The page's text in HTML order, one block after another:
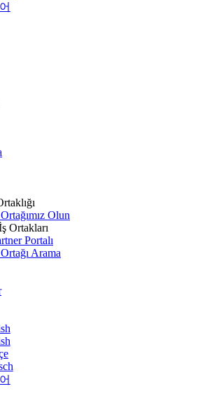
Olun
Ortakları
Portalı
Arama